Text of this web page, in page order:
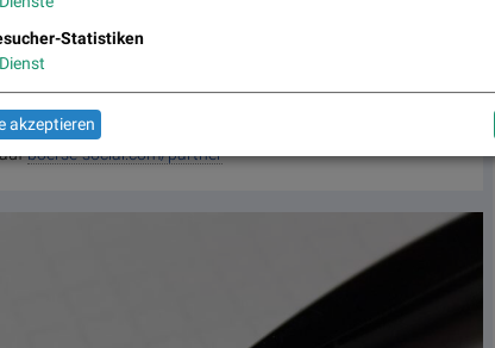
besteht aus der Addiko Bank AG, der österreichischen Mutterbank mit
die an der Wiener Börse notiert und sechs Tochterbanken, die in
registriert, konzessioniert und tätig sind: Kroatien, Slowenien, Bosnien
die Addiko Gruppe zwei Banken betreibt), Serbien und Montenegro.
aufboerse-social.com/partner
Statistiken
Dienst
akzeptieren